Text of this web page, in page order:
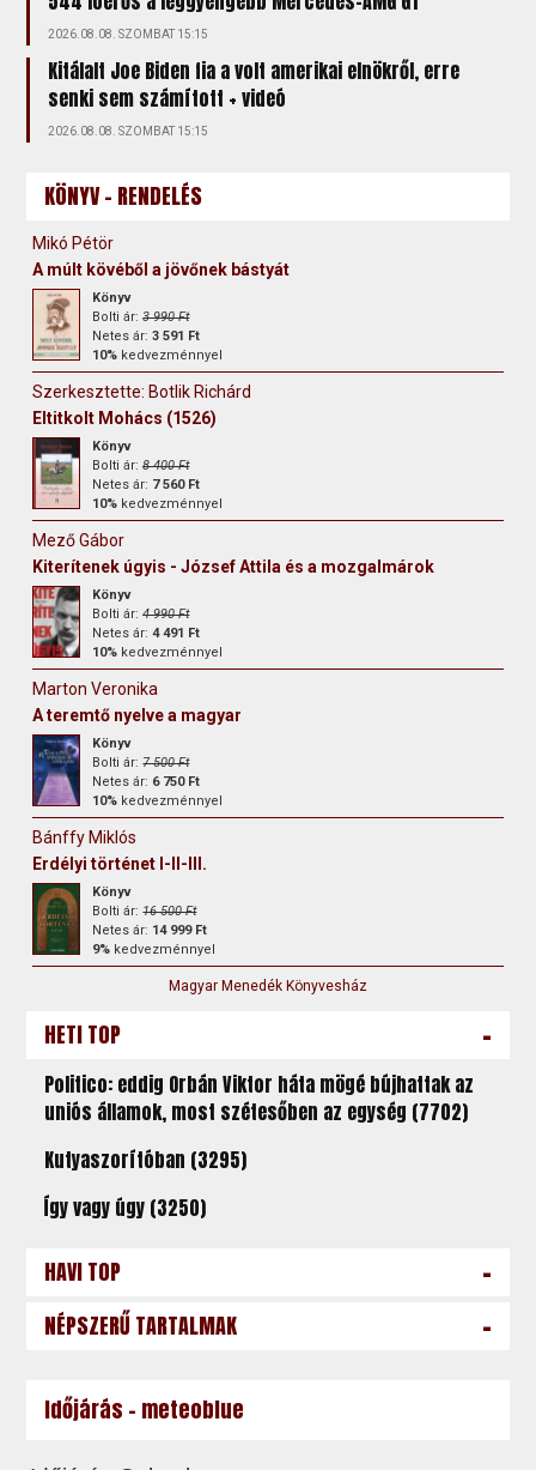
2026.08.08. SZOMBAT 15:15
Kitálalt Joe Biden fia a volt amerikai elnökről, erre
senki sem számított + videó
2026.08.08. SZOMBAT 15:15
KÖNYV - RENDELÉS
Mikó Pétör
A múlt kövéből a jövőnek bástyát
Könyv
Bolti ár:3 990 Ft
Netes ár:3 591 Ft
10% kedvezménnyel
Szerkesztette: Botlik Richárd
Eltitkolt Mohács (1526)
Könyv
Bolti ár:8 400 Ft
Netes ár: 7 560 Ft
10% kedvezménnyel
Mező Gábor
Kiterítenek úgyis - József Attila és a mozgalmárok
Könyv
Bolti ár:4 990 Ft
Netes ár:4 491 Ft
10% kedvezménnyel
Marton Veronika
A teremtő nyelve a magyar
Könyv
Bolti ár:7 500 Ft
Netes ár: 6 750 Ft
10% kedvezménnyel
Bánffy Miklós
Erdélyi történet I-II-III.
Könyv
Bolti ár:16 500 Ft
Netes ár: 14 999 Ft
9% kedvezménnyel
Magyar Menedék Könyvesház
HETI TOP -
Politico: eddig Orbán Viktor háta mögé bújhattak az
uniós államok, most szétesőben az egység (7702)
Kutyaszorítóban (3295)
Így vagy úgy (3250)
HAVI TOP -
NÉPSZERŰ TARTALMAK -
Időjárás - meteoblue